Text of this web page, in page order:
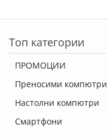
Топ категории
ПРОМОЦИИ
Преносими компютри
Настолни компютри
Смартфони